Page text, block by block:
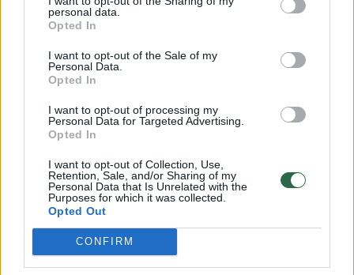
personal data.
Opted In
I want to opt-out of the Sale of my
Personal Data.
Opted In
I want to opt-out of processing my
Personal Data for Targeted Advertising.
Opted In
I want to opt-out of Collection, Use,
Retention, Sale, and/or Sharing of my
Personal Data that Is Unrelated with the
Purposes for which it was collected.
Opted Out
CONFIRM
22. Pajūrio (galutiniai)
Simonas Gentvilas (LRLS) – 19,55 proc.
Arūnas Barbšys (TS-LKD) – 17,48 proc.
23. Danės (galutiniai)
Arvydas Pocius (TS-LKD) – 25,99 proc.